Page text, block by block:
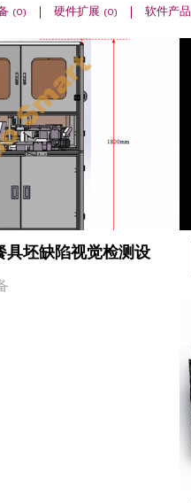
(0) 硬件扩展 (0) 软件产品
具坯缺陷视觉检测设